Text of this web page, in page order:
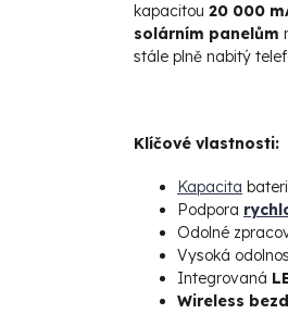
kapacitou 20 000
solárním panelům
stále plně nabitý
Klíčové vlastnosti:
Kapacita
Podpora
Odolné
Vysoká
Integrovaná
Wireless